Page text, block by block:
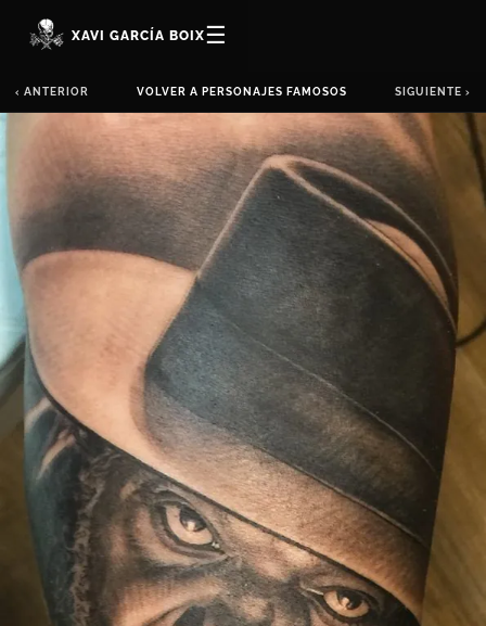
XAVI GARCÍA BOIX☰
‹ ANTERIOR VOLVER A PERSONAJES FAMOSOS SIGUIENTE ›